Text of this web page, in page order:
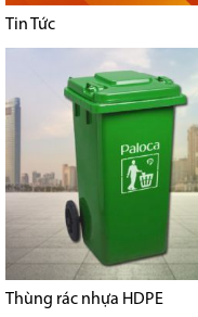
Tin Tức
Thùng rác nhựa HDPE